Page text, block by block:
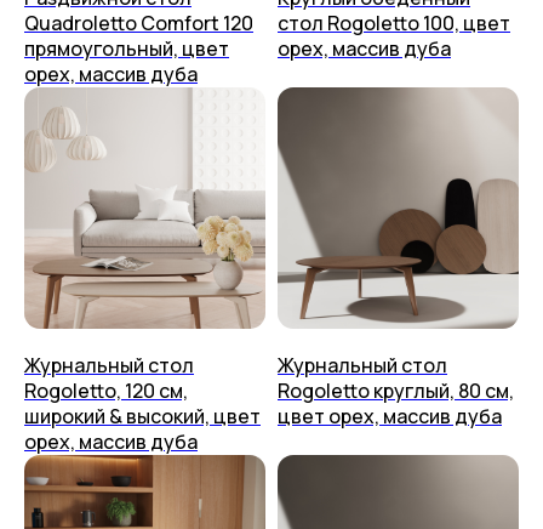
Quadroletto Comfort 120
прямоугольный, цвет
орех, массив дуба
стол Rogoletto 100, цвет
орех, массив дуба
Журнальный стол
Rogoletto, 120 см,
широкий & высокий, цвет
орех, массив дуба
Журнальный стол
Rogoletto круглый, 80 см,
цвет орех, массив дуба
ООО «ПЛЕЙС ИТ» 2023-2026 г.
КАЗАНЬ,
УЛ. БРАТЬЕВ ПЕТРЯЕВЫХ, 5, корп. 4
Контакты
+7 (499) 444-60-67
Мы на Яндекс Маркете
Дизайнерам
О нас
Возврат
Гарантия и уход
Упаковка
Приём изделия
Способ оплаты
Аксессуары
Полки
Стеллажи
Консоли
Журнальные столики
Стулья
Столы